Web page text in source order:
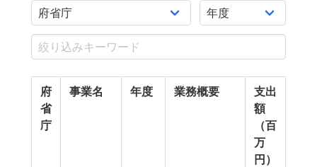
府
省
庁
事業名 年度 業務概要
支出
額
（百
万
円）